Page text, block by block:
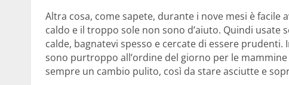
Altra cosa, come sapete, durante i nove mesi è facile
caldo e il troppo sole non sono d’aiuto. Quindi
calde, bagnatevi spesso e cercate di essere
sono purtroppo all’ordine del giorno per le mammine
sempre un cambio pulito, così da stare asciutte e